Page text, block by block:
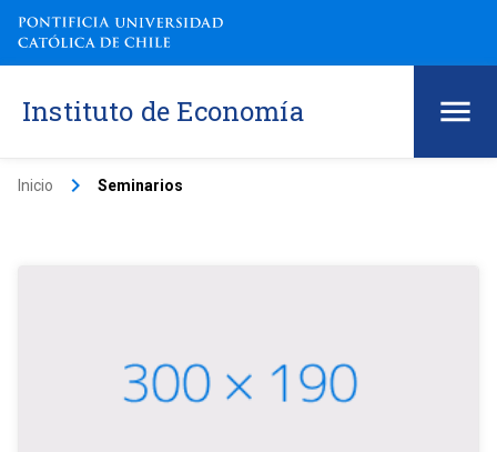
Instituto de Economía
Inicio keyboard_arrow_right Seminarios